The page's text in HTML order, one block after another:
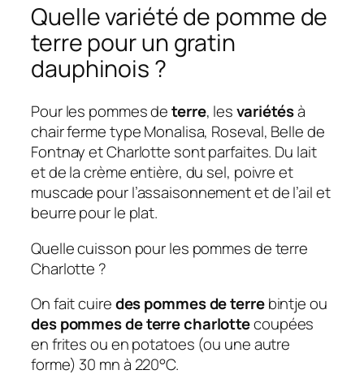
Quelle variété de pomme de
terre pour un gratin
dauphinois ?
Pour les pommes deterre, lesvariétésà
chair ferme type Monalisa, Roseval, Belle de
Fontnay et Charlotte sont parfaites. Du lait
et de la crème entière, du sel, poivre et
muscade pour l’assaisonnement et de l’ail et
beurre pour le plat.
Quelle cuisson pour les pommes de terre
Charlotte ?
On fait cuiredes pommes de terrebintje ou
des pommes de terre charlottecoupées
en frites ou en potatoes (ou une autre
forme) 30 mn à 220°C.